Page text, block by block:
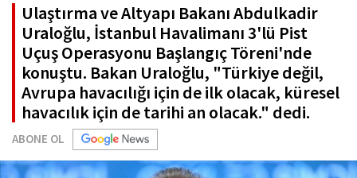
Ulaştırma ve Altyapı Bakanı Abdulkadir
Uraloğlu, İstanbul Havalimanı 3'lü Pist
Uçuş Operasyonu Başlangıç Töreni'nde
konuştu. Bakan Uraloğlu, "Türkiye değil,
Avrupa havacılığı için de ilk olacak, küresel
havacılık için de tarihi an olacak." dedi.
ABONE OL